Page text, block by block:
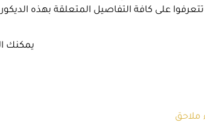
على كافة التفاصيل المتعلقة بهذه
يمكنك
ملاحق